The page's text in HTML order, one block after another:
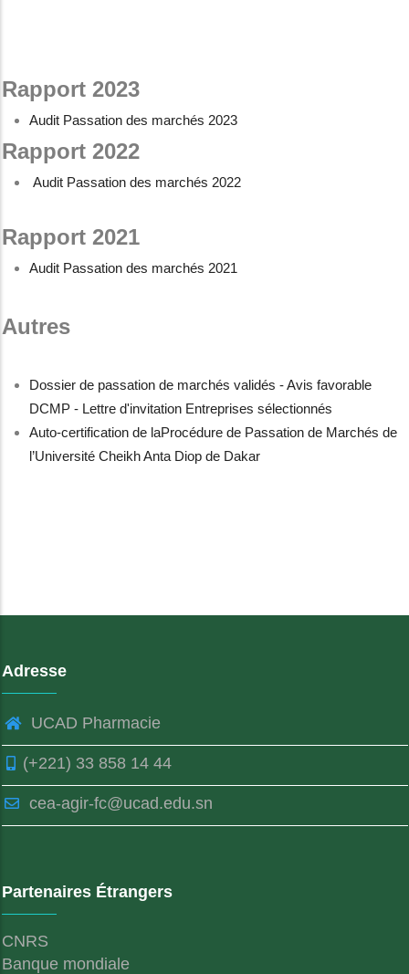
Rapport 2023
Audit Passation des marchés 2023
Rapport 2022
Audit Passation des marchés 2022
Rapport 2021
Audit Passation des marchés 2021
Autres
Dossier de passation de marchés validés - Avis favorable
DCMP - Lettre d'invitation Entreprises sélectionnés
Auto-certification de laProcédure de Passation de Marchés de
l’Université Cheikh Anta Diop de Dakar
Adresse
UCAD Pharmacie
(+221) 33 858 14 44
cea-agir-fc@ucad.edu.sn
Partenaires Étrangers
CNRS
Banque mondiale